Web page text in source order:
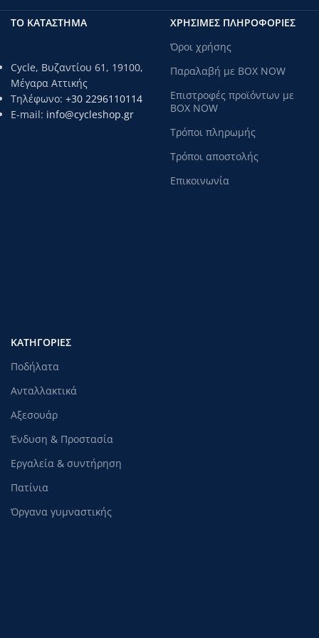
Βάρη 2 kg x 4
Βάρος 1,5 kg x 4
Σφιγκτήρες x 4
ΤΟ ΚΑΤΑΣΤΗΜΑ
Cycle, Βυζαντίου 61, 19100,
Μέγαρα Αττικής
Τηλέφωνο: +30 2296110114
E-mail: info@cycleshop.gr
ΧΡΗΣΙΜΕΣ ΠΛΗΡΟΦΟΡΙΕΣ
Όροι χρήσης
Παραλαβή με BOX NOW
Επιστροφές προϊόντων με
BOX NOW
Τρόποι πληρωμής
Τρόποι αποστολής
Επικοινωνία
ΚΑΤΗΓΟΡΊΕΣ
Ποδήλατα
Ανταλλακτικά
Αξεσουάρ
Ένδυση & Προστασία
Εργαλεία & συντήρηση
Πατίνια
Όργανα γυμναστικής